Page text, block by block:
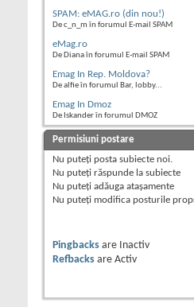
SPAM: eMAG.ro (din nou!)
De c_n_m în forumul E-mail SPAM
eMag.ro
De Diana în forumul E-mail SPAM
Emag In Rep. Moldova?
De alfie în forumul Bar, lobby...
Emag In Dmoz
De Iskander în forumul DMOZ
Permisiuni postare
Nu puteţi posta subiecte noi.
Nu puteţi răspunde la subiecte
Nu puteţi adăuga ataşamente
Nu puteţi modifica posturile
Pingbacks are
Inactiv
Refbacks are Activ